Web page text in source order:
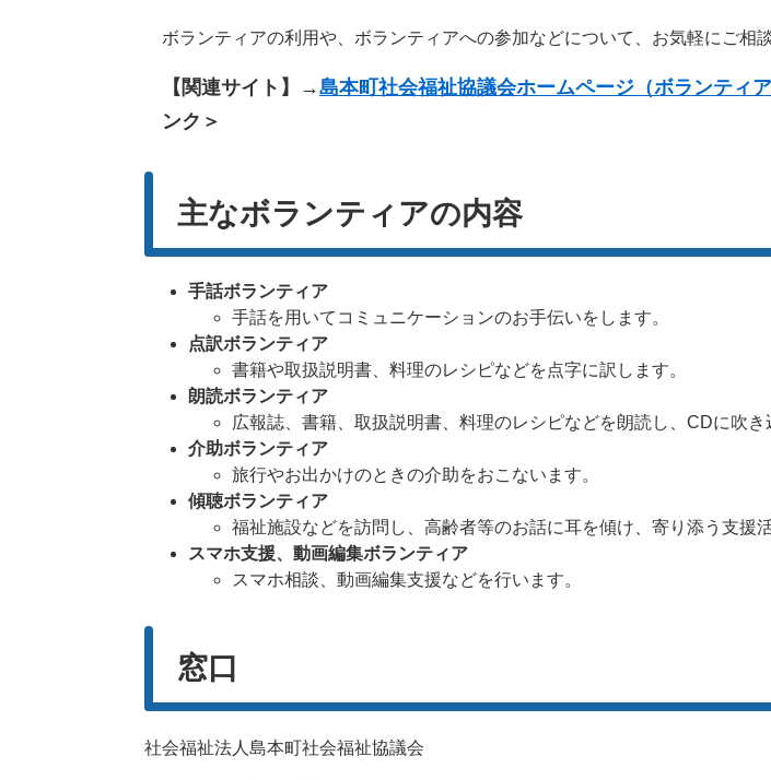
ボランティアの利用や、ボランティアへの参加などについて、お気軽にご相談
【関連サイト】→島本町社会福祉協議会ホームページ（ボランティア
ンク＞
主なボランティアの内容
手話ボランティア
手話を用いてコミュニケーションのお手伝いをします。
点訳ボランティア
書籍や取扱説明書、料理のレシピなどを点字に訳します。
朗読ボランティア
広報誌、書籍、取扱説明書、料理のレシピなどを朗読し、CDに吹き
介助ボランティア
旅行やお出かけのときの介助をおこないます。
傾聴ボランティア
福祉施設などを訪問し、高齢者等のお話に耳を傾け、寄り添う支援
スマホ支援、動画編集ボランティア
スマホ相談、動画編集支援などを行います。
窓口
社会福祉法人島本町社会福祉協議会